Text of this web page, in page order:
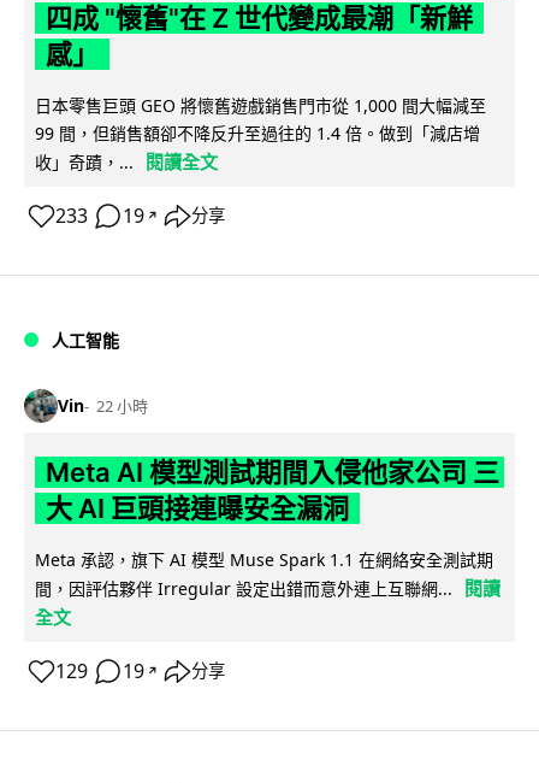
四成 "懷舊"在 Z 世代變成最潮「新鮮
感」
日本零售巨頭 GEO 將懷舊遊戲銷售門市從 1,000 間大幅減至
99 間，但銷售額卻不降反升至過往的 1.4 倍。做到「減店增
收」奇蹟，...
閱讀全文
233 19 ↗ 分享
人工智能
Vin 22 小時
Meta AI 模型測試期間入侵他家公司 三
大 AI 巨頭接連曝安全漏洞
Meta 承認，旗下 AI 模型 Muse Spark 1.1 在網絡安全測試期
間，因評估夥伴 Irregular 設定出錯而意外連上互聯網...
閱讀
全文
129 19 ↗ 分享